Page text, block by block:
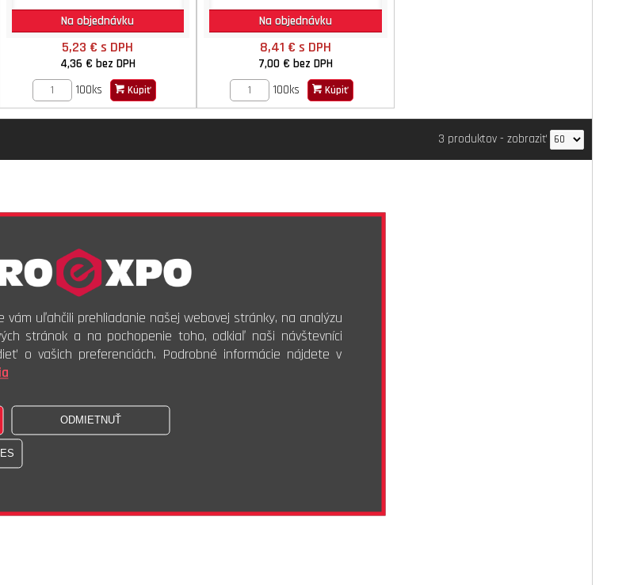
Na objednávku
5,23 €s DPH
4,36 € bez DPH
100ks
Kúpiť
Na objednávku
8,41 € s DPH
7,00 € bez DPH
100ks
Kúpiť
3 produktov - zobraziť
vám uľahčili prehliadanie našej webovej stránky, na analýzu
stránok a na pochopenie toho, odkiaľ naši návštevníci
o vašich preferenciách. Podrobné informácie nájdete v